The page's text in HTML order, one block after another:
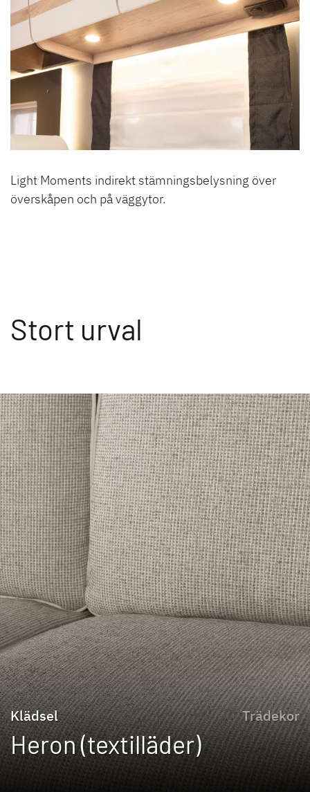
Light Moments indirekt stämningsbelysning över
överskåpen och på väggytor.
Stort urval
Heron (textilläder)
Klädsel Trädekor